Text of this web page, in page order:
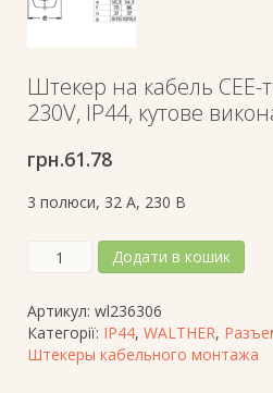
Штекер на кабель СЕЕ-
230V, IP44, кутове
грн.61.78
3 полюси, 32 A, 230 В
Штекер
СЕЕ-
тип
3
Додати в кошик
Артикул: wl236306
Категорії: IP44, WALTHER,
Штекеры кабельного монтажа